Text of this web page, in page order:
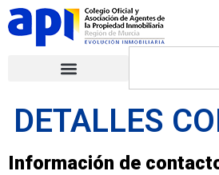
DETALLES
Información de